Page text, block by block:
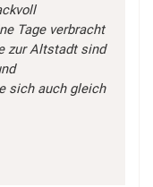
Tage verbracht
zur Altstadt sind
sich auch gleich